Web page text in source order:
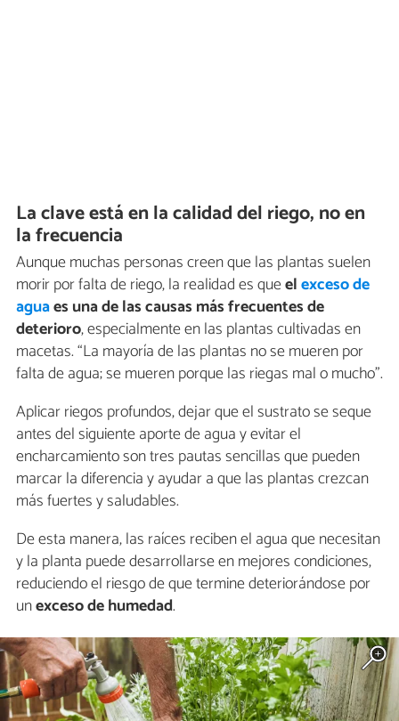
La clave está en la calidad del riego, no en
la frecuencia
Aunque muchas personas creen que las plantas suelen
morir por falta de riego, la realidad es queelexceso de
aguaes una de las causas más frecuentes de
deterioro, especialmente en las plantas cultivadas en
macetas. “La mayoría de las plantas no se mueren por
falta de agua; se mueren porque las riegas mal o mucho”.
Aplicar riegos profundos, dejar que el sustrato se seque
antes del siguiente aporte de agua y evitar el
encharcamiento son tres pautas sencillas que pueden
marcar la diferencia y ayudar a que las plantas crezcan
más fuertes y saludables.
De esta manera, las raíces reciben el agua que necesitan
y la planta puede desarrollarse en mejores condiciones,
reduciendo el riesgo de que termine deteriorándose por
unexceso de humedad.